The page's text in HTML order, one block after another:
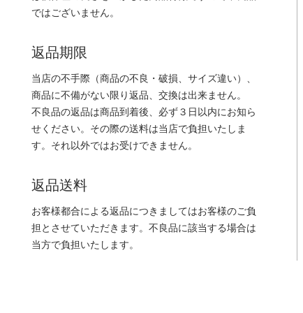
ではございません。
返品期限
当店の不手際（商品の不良・破損、サイズ違い）、
商品に不備がない限り返品、交換は出来ません。
不良品の返品は商品到着後、必ず３日以内にお知ら
せください。その際の送料は当店で負担いたしま
す。それ以外ではお受けできません。
返品送料
お客様都合による返品につきましてはお客様のご負
担とさせていただきます。不良品に該当する場合は
当方で負担いたします。